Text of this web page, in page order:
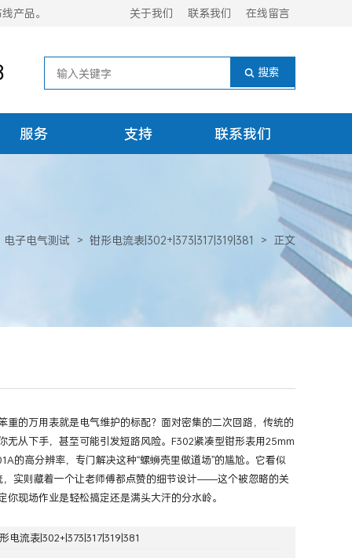
产品。 关于我们 联系我们 在线留言
服务 支持 联系我们
电子电气测试 > 钳形电流表|302+|373|317|319|381 > 正文
重的万用表就是电气维护的标配？面对密集的二次回路，传统的
无从下手，甚至可能引发短路风险。F302紧凑型钳形表用25mm
的高分辨率，专门解决这种“螺蛳壳里做道场”的尴尬。它看似
实则藏着一个让老师傅都点赞的细节设计——这个被忽略的关
你现场作业是轻松搞定还是满头大汗的分水岭。
电流表|302+|373|317|319|381